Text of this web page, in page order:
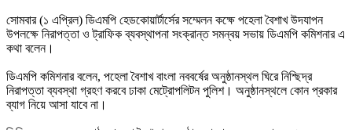
সোমবার (১ এপ্রিল) ডিএমপি হেডকোয়ার্টার্সের সম্মেলন কক্ষে পহেলা বৈশাখ উদযাপন
উপলক্ষে নিরাপত্তা ও ট্রাফিক ব্যবস্থাপনা সংক্রান্ত সমন্বয় সভায় ডিএমপি কমিশনার এ
কথা বলেন।
ডিএমপি কমিশনার বলেন, পহেলা বৈশাখ বাংলা নববর্ষের অনুষ্ঠানস্থল ঘিরে নিশ্ছিদ্র
নিরাপত্তা ব্যবস্থা গ্রহণ করবে ঢাকা মেট্রোপলিটন পুলিশ। অনুষ্ঠানস্থলে কোন প্রকার
ব্যাগ নিয়ে আসা যাবে না।